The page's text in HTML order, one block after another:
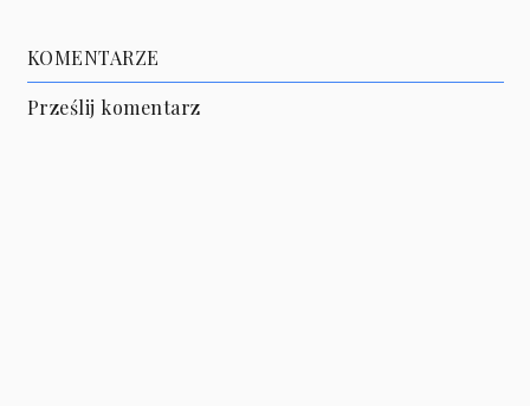
KOMENTARZE
Prześlij komentarz